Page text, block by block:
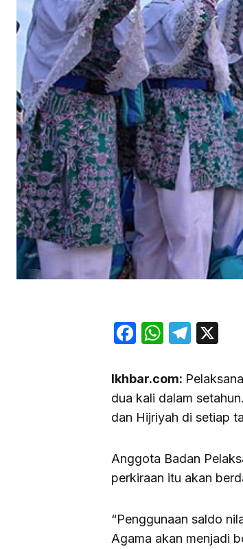
Facebook
Ikhbar.com:
dua kali dalam
dan Hijriyah di setiap
Anggota Badan
perkiraan itu akan
“Penggunaan saldo
Agama akan menjadi